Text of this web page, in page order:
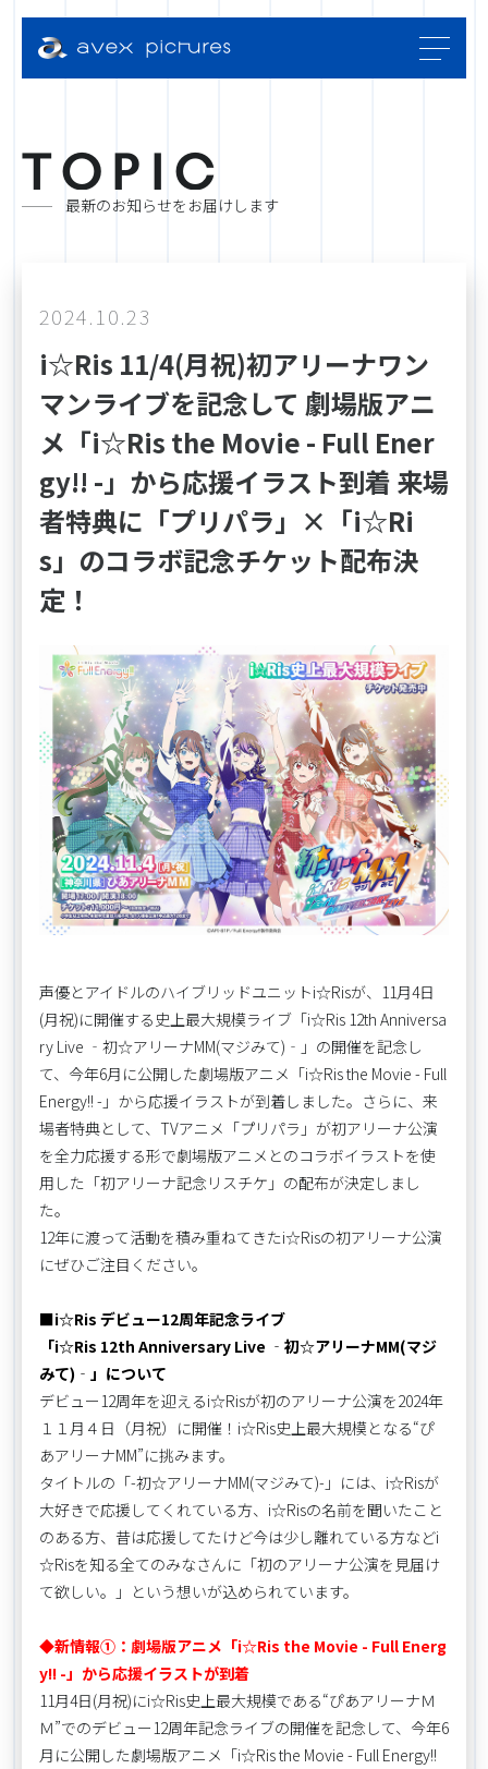
T O P C
最新のお知らせをお届けします
2024.10.23
i☆Ris 11/4(月祝)初アリーナワン
マンライブを記念して 劇場版アニ
メ「i☆Ris the Movie - Full Ener
gy!! -」から応援イラスト到着 来場
者特典に「プリパラ」×「i☆Ri
s」のコラボ記念チケット配布決
定！
声優とアイドルのハイブリッドユニットi☆Risが、11月4日
(月祝)に開催する史上最大規模ライブ「i☆Ris 12th Anniversa
ry Live ‐初☆アリーナMM(マジみて)‐」の開催を記念し
て、今年6月に公開した劇場版アニメ「i☆Ris the Movie - Full
Energy!! -」から応援イラストが到着しました。さらに、来
場者特典として、TVアニメ「プリパラ」が初アリーナ公演
を全力応援する形で劇場版アニメとのコラボイラストを使
用した「初アリーナ記念リスチケ」の配布が決定しまし
た。
12年に渡って活動を積み重ねてきたi☆Risの初アリーナ公演
にぜひご注目ください。
■i☆Ris デビュー12周年記念ライブ
「i☆Ris 12th Anniversary Live ‐初☆アリーナMM(マジ
みて)‐」について
デビュー12周年を迎えるi☆Risが初のアリーナ公演を2024年
１１月４日（月祝）に開催！i☆Ris史上最大規模となる“ぴ
あアリーナMM”に挑みます。
タイトルの「-初☆アリーナMM(マジみて)-」には、i☆Risが
大好きで応援してくれている方、i☆Risの名前を聞いたこと
のある方、昔は応援してたけど今は少し離れている方などi
☆Risを知る全てのみなさんに「初のアリーナ公演を見届け
て欲しい。」という想いが込められています。
◆新情報①：劇場版アニメ「i☆Ris the Movie - Full Energ
y!! -」から応援イラストが到着
11月4日(月祝)にi☆Ris史上最大規模である“ぴあアリーナＭ
Ｍ”でのデビュー12周年記念ライブの開催を記念して、今年6
月に公開した劇場版アニメ「i☆Ris the Movie - Full Energy!!